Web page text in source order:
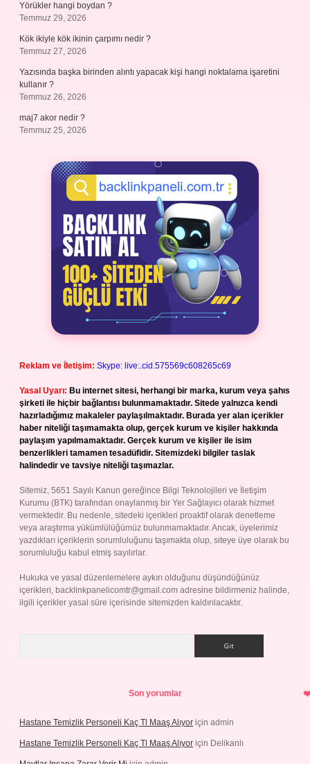
Yörükler hangi boydan ?
Temmuz 29, 2026
Kök ikiyle kök ikinin çarpımı nedir ?
Temmuz 27, 2026
Yazısında başka birinden alıntı yapacak kişi hangi noktalama işaretini
kullanır ?
Temmuz 26, 2026
maj7 akor nedir ?
Temmuz 25, 2026
Reklam ve İletişim: Skype: live:.cid.575569c608265c69
Yasal Uyarı: Bu internet sitesi, herhangi bir marka, kurum veya şahıs
şirketi ile hiçbir bağlantısı bulunmamaktadır. Sitede yalnızca kendi
hazırladığımız makaleler paylaşılmaktadır. Burada yer alan içerikler
haber niteliği taşımamakta olup, gerçek kurum ve kişiler hakkında
paylaşım yapılmamaktadır. Gerçek kurum ve kişiler ile isim
benzerlikleri tamamen tesadüfidir. Sitemizdeki bilgiler taslak
halindedir ve tavsiye niteliği taşımazlar.
Sitemiz, 5651 Sayılı Kanun gereğince Bilgi Teknolojileri ve İletişim
Kurumu (BTK) tarafından onaylanmış bir Yer Sağlayıcı olarak hizmet
vermektedir. Bu nedenle, sitedeki içerikleri proaktif olarak denetleme
veya araştırma yükümlülüğümüz bulunmamaktadır. Ancak, üyelerimiz
yazdıkları içeriklerin sorumluluğunu taşımakta olup, siteye üye olarak bu
sorumluluğu kabul etmiş sayılırlar.
Hukuka ve yasal düzenlemelere aykırı olduğunu düşündüğünüz
içerikleri, backlinkpanelicomtr@gmail.com adresine bildirmeniz halinde,
ilgili içerikler yasal süre içerisinde sitemizden kaldırılacaktır.
Son yorumlar
Hastane Temizlik Personeli Kaç Tl Maaş Alıyor için admin
Hastane Temizlik Personeli Kaç Tl Maaş Alıyor için Delikanlı